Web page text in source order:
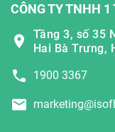
CÔNG TY TNHH
Tầng 3, số 35
Hai Bà Trưng,
1900 3367